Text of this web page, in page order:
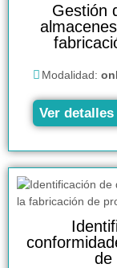
Gestión
Modalidad:
Ver
de